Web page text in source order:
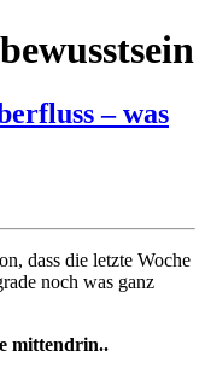
– was
dass die letzte Woche
noch was ganz
mittendrin..